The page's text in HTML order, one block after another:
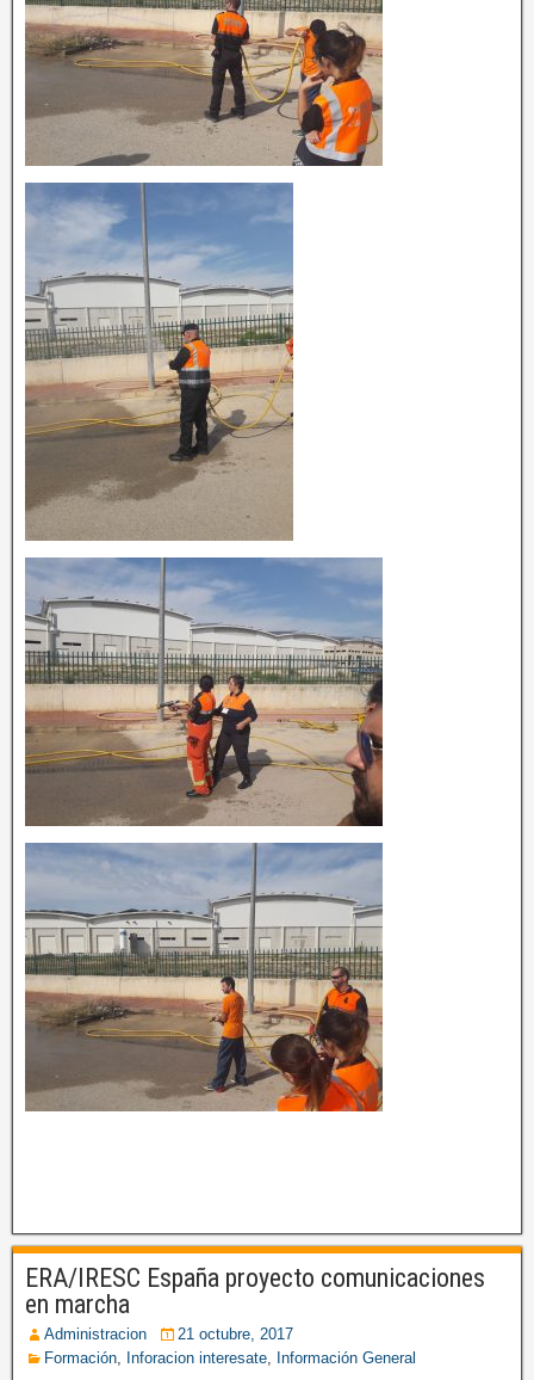
ERA/IRESC España proyecto comunicaciones
en marcha
Administracion
21 octubre, 2017
Formación
Inforacion interesate Información General